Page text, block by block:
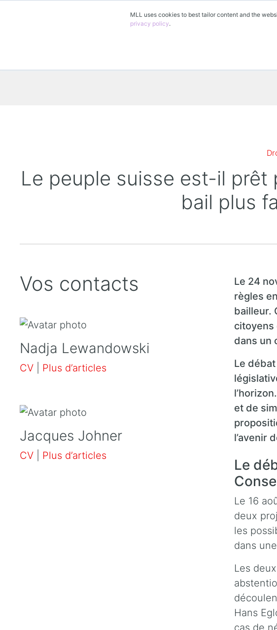
MLL uses cookies to best tailor content and the
privacy policy.
Le peuple suisse est-il
bail plus
Vos contacts
Nadja Lewandowski
CV Plus d’articles
Jacques Johner
CV Plus d’articles
Le 24
règles
bailleur.
citoyens
dans un
Le
et de
l’avenir
Le
Le 16
deux
les
dans
Les
Hans
cas de